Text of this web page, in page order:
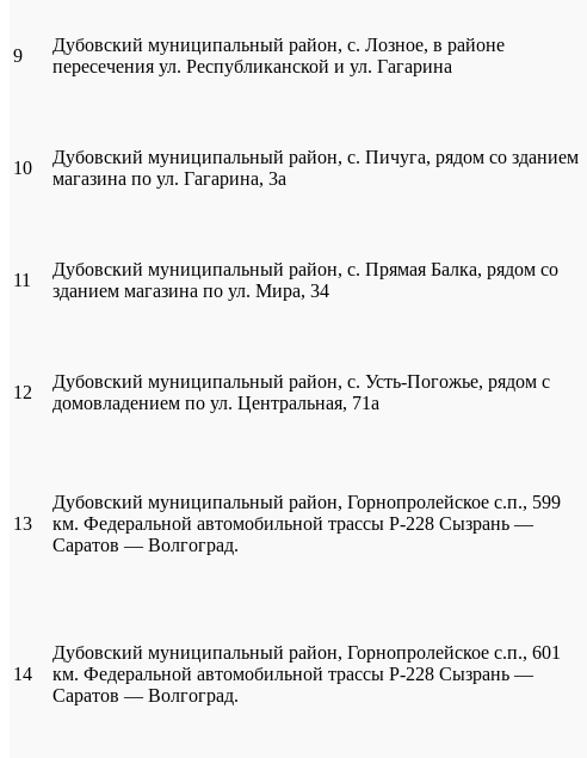
9
Дубовский муниципальный район, с. Лозное, в районе
пересечения ул. Республиканской и ул. Гагарина
10
Дубовский муниципальный район, с. Пичуга, рядом со зданием
магазина по ул. Гагарина, 3а
11
Дубовский муниципальный район, с. Прямая Балка, рядом со
зданием магазина по ул. Мира, 34
12
Дубовский муниципальный район, с. Усть-Погожье, рядом с
домовладением по ул. Центральная, 71а
13
Дубовский муниципальный район, Горнопролейское с.п., 599
км. Федеральной автомобильной трассы Р-228 Сызрань —
Саратов — Волгоград.
14
Дубовский муниципальный район, Горнопролейское с.п., 601
км. Федеральной автомобильной трассы Р-228 Сызрань —
Саратов — Волгоград.